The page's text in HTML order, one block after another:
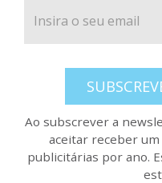
Ao subscrever a
aceitar receber
publicitárias por ano.